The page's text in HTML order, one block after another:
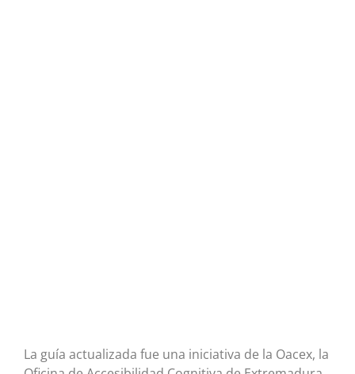
La guía actualizada fue una iniciativa de la Oacex, la